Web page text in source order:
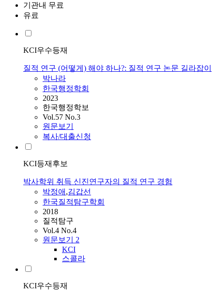
기관내 무료
유료
KCI우수등재
질적 연구 (어떻게) 해야 하나?: 질적 연구 논문 길라잡이
박나라
한국행정학회
2023
한국행정학보
Vol.57 No.3
원문보기
복사/대출신청
KCI등재후보
박사학위 취득 신진연구자의 질적 연구 경험
박정애 ,김갑선
한국질적탐구학회
2018
질적탐구
Vol.4 No.4
원문보기 2
KCI
스콜라
KCI우수등재